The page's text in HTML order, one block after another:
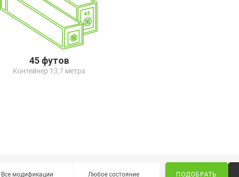
45 футов
Контейнер 13,7 метра
Все модификации Любое состояние